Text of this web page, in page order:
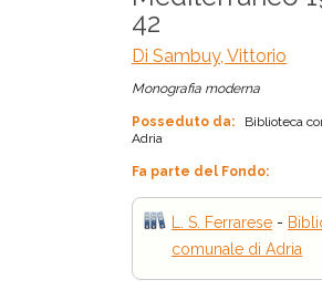
42
Di Sambuy, Vittorio
Monografia moderna
Posseduto da:
Biblioteca
Adria
Fa parte del Fondo:
L. S. Ferrarese -
comunale di Adria